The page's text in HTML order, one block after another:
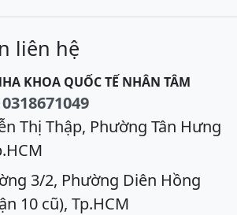
liên hệ
KHOA QUỐC TẾ NHÂN TÂM
0318671049
Thị Thập, Phường Tân Hưng
3/2, Phường Diên Hồng
10 cũ), Tp.HCM